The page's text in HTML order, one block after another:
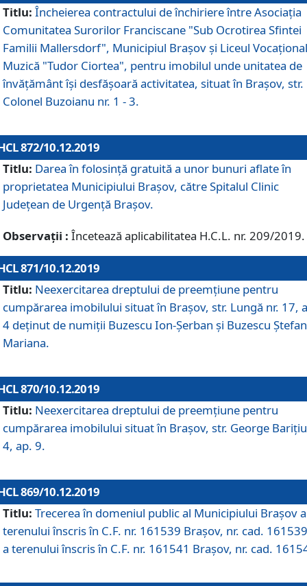
Titlu: Încheierea contractului de închiriere între Asociația
Comunitatea Surorilor Franciscane "Sub Ocrotirea Sfintei
Familii Mallersdorf", Municipiul Braşov şi Liceul
Muzică "Tudor Ciortea", pentru imobilul unde unitatea de
învățământ îşi desfăşoară activitatea, situat în Braşov, str.
Colonel Buzoianu nr. 1 - 3.
872/10.12.2019
Titlu: Darea în folosinţă gratuită a unor bunuri aflate în
proprietatea Municipiului Braşov, către Spitalul Clinic
Judeţean de Urgenţă Braşov.
Observații : Încetează aplicabilitatea H.C.L. nr. 209/2019.
871/10.12.2019
Titlu: Neexercitarea dreptului de preemţiune pentru
cumpărarea imobilului situat în Braşov, str. Lungă nr. 17,
4 deţinut de numiţii Buzescu Ion-Şerban și Buzescu
Mariana.
870/10.12.2019
Titlu: Neexercitarea dreptului de preemţiune pentru
cumpărarea imobilului situat în Braşov, str. George
4, ap. 9.
869/10.12.2019
Titlu: Trecerea în domeniul public al Municipiului Braşov a
terenului înscris în C.F. nr. 161539 Brașov, nr. cad.
a terenului înscris în C.F. nr. 161541 Brașov, nr. cad.